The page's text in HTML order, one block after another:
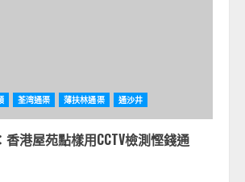
荃湾通渠 薄扶林通渠 通沙井
港屋苑點樣用CCTV檢測慳錢通